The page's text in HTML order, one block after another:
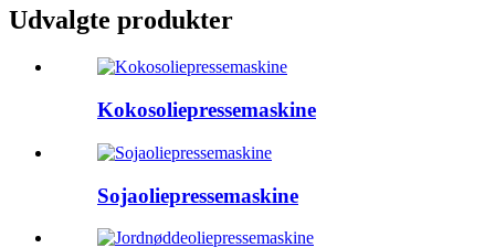
Udvalgte produkter
Kokosoliepressemaskine
Sojaoliepressemaskine